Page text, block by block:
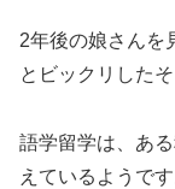
2年後の娘さんを
とビックリした
語学留学は、あ
えているようです